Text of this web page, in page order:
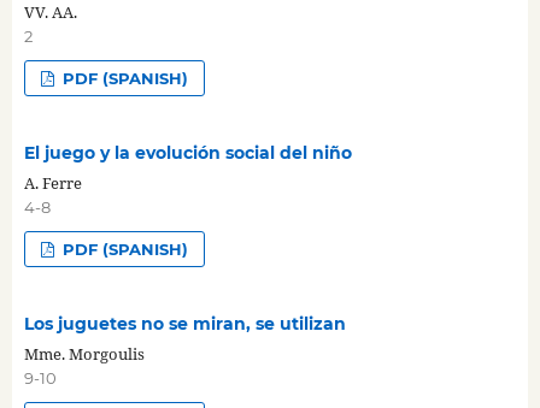
VV. AA.
2
PDF (SPANISH)
El juego y la evolución social del niño
A. Ferre
4-8
PDF (SPANISH)
Los juguetes no se miran, se utilizan
Mme. Morgoulis
9-10